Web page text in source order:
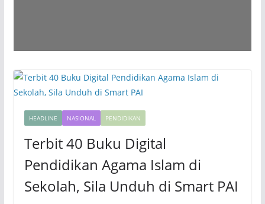
HEADLINE NASIONAL PENDIDIKAN
Terbit 40 Buku Digital
Pendidikan Agama Islam di
Sekolah, Sila Unduh di Smart PAI